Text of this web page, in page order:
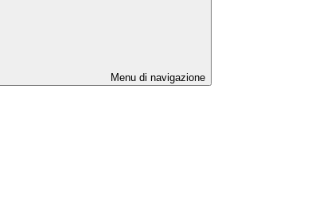
Menu di navigazione